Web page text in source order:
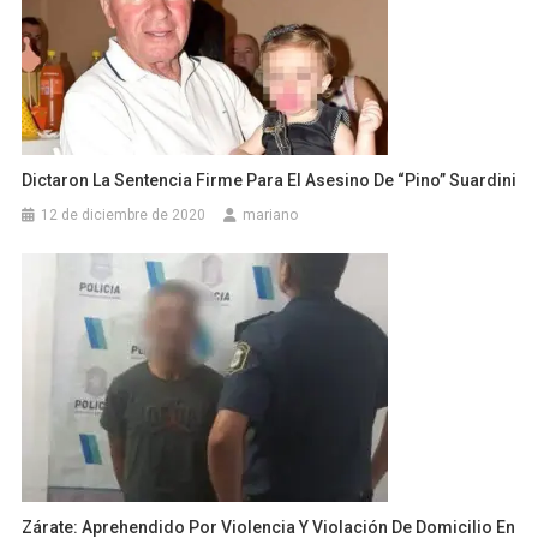
Dictaron La Sentencia Firme Para El Asesino De “Pino” Suardini
12 de diciembre de 2020 mariano
Zárate: Aprehendido Por Violencia Y Violación De Domicilio En